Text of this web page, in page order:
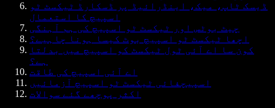
ڈیسک ٹاپ، میک، اینڈرائیڈ پر ڈسکارڈ ٹیکسٹ ٹو
اسپیچ کا استعمال
چیٹ بوٹس اور ٹیکسٹ ٹو اسپیچ کی ہم آہنگی
اچھا ٹیکسٹ ٹو اسپیچ بوٹ کیسا ہونا چاہیے؟
کون سا اے آئی ٹول ٹیکسٹ کو اسپیچ میں بدلتا
ہے؟
اے آئی اسپیچ کی طاقت
اسپیچفائی ٹیکسٹ ٹو اسپیچ آزمائیں
اکثر پوچھے گئے سوالات